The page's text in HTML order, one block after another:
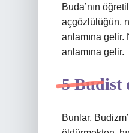
Buda’nın
açgözlülüğün,
anlamına gelir.
anlamına gelir.
5 Budist
Bunlar,